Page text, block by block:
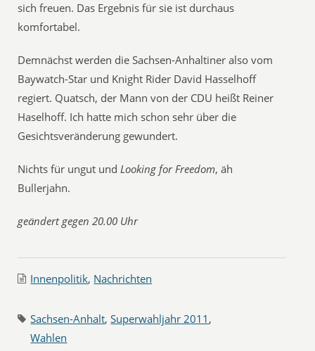
sich freuen. Das Ergebnis für sie ist durchaus
komfortabel.
Demnächst werden die Sachsen-Anhaltiner also vom
Baywatch-Star und Knight Rider David Hasselhoff
regiert. Quatsch, der Mann von der CDU heißt Reiner
Haselhoff. Ich hatte mich schon sehr über die
Gesichtsveränderung gewundert.
Nichts für ungut undLooking for Freedom, äh
Bullerjahn.
geändert gegen 20.00 Uhr
Innenpolitik, Nachrichten
Sachsen-Anhalt,Superwahljahr 2011 ,
Wahlen